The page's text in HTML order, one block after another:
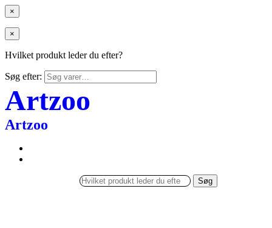
×
×
Hvilket produkt leder du efter?
Søg efter:
Artzoo
Artzoo
Søg